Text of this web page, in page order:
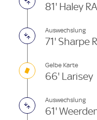
81' Haley
Auswechslung
71' Sharpe
Gelbe Karte
66' Laris­ey
Auswechslung
61'